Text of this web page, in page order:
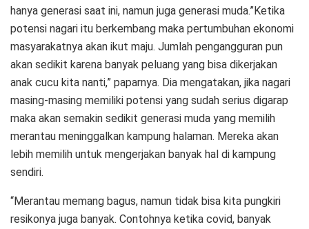
hanya generasi saat ini, namun juga generasi muda.”Ketika
potensi nagari itu berkembang maka pertumbuhan ekonomi
masyarakatnya akan ikut maju. Jumlah pengangguran pun
akan sedikit karena banyak peluang yang bisa dikerjakan
anak cucu kita nanti,” paparnya. Dia mengatakan, jika nagari
masing-masing memiliki potensi yang sudah serius digarap
maka akan semakin sedikit generasi muda yang memilih
merantau meninggalkan kampung halaman. Mereka akan
lebih memilih untuk mengerjakan banyak hal di kampung
sendiri.
“Merantau memang bagus, namun tidak bisa kita pungkiri
resikonya juga banyak. Contohnya ketika covid, banyak